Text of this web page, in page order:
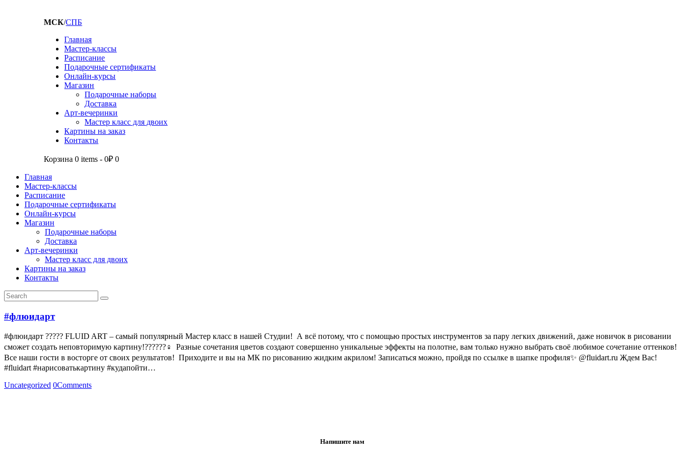
МСК/СПБ
Главная
Мастер-классы
Расписание
Подарочные сертификаты
Онлайн-курсы
Магазин
Подарочные наборы
Доставка
Арт-вечеринки
Мастер класс для двоих
Картины на заказ
Контакты
Корзина 0 items -0₽ 0
Главная
Мастер-классы
Расписание
Подарочные сертификаты
Онлайн-курсы
Магазин
Подарочные наборы
Доставка
Арт-вечеринки
Мастер класс для двоих
Картины на заказ
Контакты
#флюидарт
#флюидарт ????? FLUID ART – самый популярный Мастер класс в нашей Студии! ㅤ А всё потому, что с помощью простых инструментов за пару легких движений, даже новичок в рисовании
сможет создать неповторимую картину!??‍????‍♀️ ㅤ Разные сочетания цветов создают совершенно уникальные эффекты на полотне, вам только нужно выбрать своё любимое сочетание оттенков!
Все наши гости в восторге от своих результатов! ㅤ Приходите и вы на МК по рисованию жидким акрилом! Записаться можно, пройдя по ссылке в шапке профиля✨ @fluidart.ru Ждем Вас!
#fluidart #нарисоватькартину #кудапойти…
Uncategorized 0Comments
Напишите нам